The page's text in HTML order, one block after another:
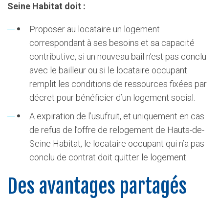
Seine Habitat doit :
Proposer au locataire un logement
correspondant à ses besoins et sa capacité
contributive, si un nouveau bail n’est pas conclu
avec le bailleur ou si le locataire occupant
remplit les conditions de ressources fixées par
décret pour bénéficier d’un logement social.
A expiration de l’usufruit, et uniquement en cas
de refus de l’offre de relogement de Hauts-de-
Seine Habitat, le locataire occupant qui n’a pas
conclu de contrat doit quitter le logement.
Des avantages partagés